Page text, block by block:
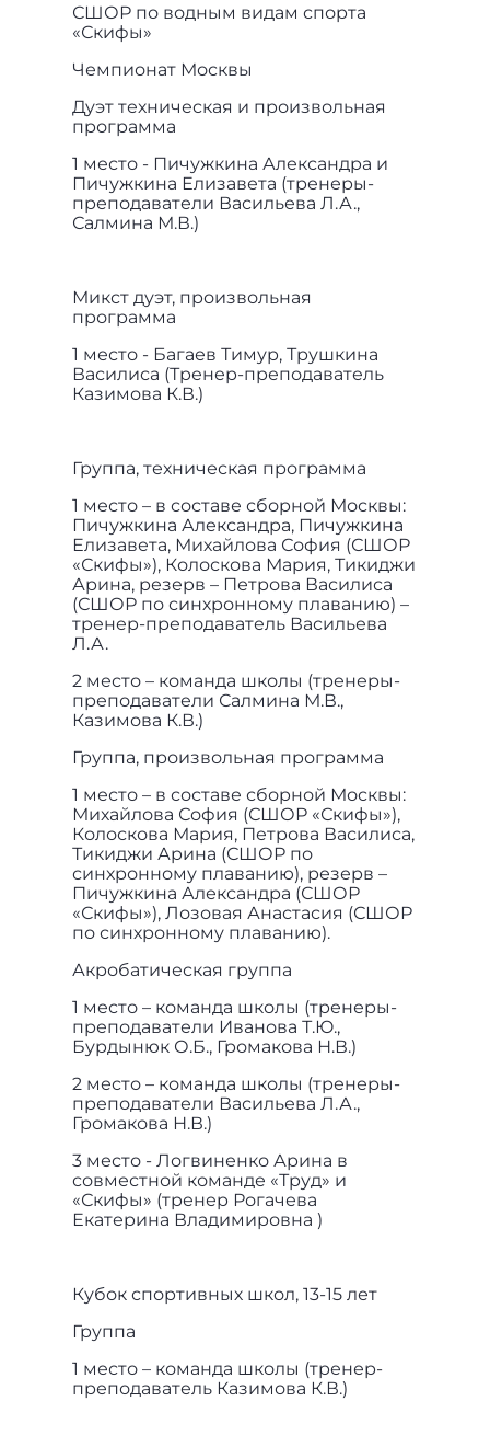
СШОР по водным видам спорта
«Скифы»
Чемпионат Москвы
Дуэт техническая и произвольная
программа
1 место - Пичужкина Александра и
Пичужкина Елизавета (тренеры-
преподаватели Васильева Л.А.,
Салмина М.В.)
Микст дуэт, произвольная
программа
1 место - Багаев Тимур, Трушкина
Василиса (Тренер-преподаватель
Казимова К.В.)
Группа, техническая программа
1 место – в составе сборной Москвы:
Пичужкина Александра, Пичужкина
Елизавета, Михайлова София (СШОР
«Скифы»), Колоскова Мария, Тикиджи
Арина, резерв – Петрова Василиса
(СШОР по синхронному плаванию) –
тренер-преподаватель Васильева
Л.А.
2 место – команда школы (тренеры-
преподаватели Салмина М.В.,
Казимова К.В.)
Группа, произвольная программа
1 место – в составе сборной Москвы:
Михайлова София (СШОР «Скифы»),
Колоскова Мария, Петрова Василиса,
Тикиджи Арина (СШОР по
синхронному плаванию), резерв –
Пичужкина Александра (СШОР
«Скифы»), Лозовая Анастасия (СШОР
по синхронному плаванию).
Акробатическая группа
1 место – команда школы (тренеры-
преподаватели Иванова Т.Ю.,
Бурдынюк О.Б., Громакова Н.В.)
2 место – команда школы (тренеры-
преподаватели Васильева Л.А.,
Громакова Н.В.)
3 место - Логвиненко Арина в
совместной команде «Труд» и
«Скифы» (тренер Рогачева
Екатерина Владимировна )
Кубок спортивных школ, 13-15 лет
Группа
1 место – команда школы (тренер-
преподаватель Казимова К.В.)